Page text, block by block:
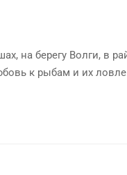
на берегу Волги, в
к рыбам и их